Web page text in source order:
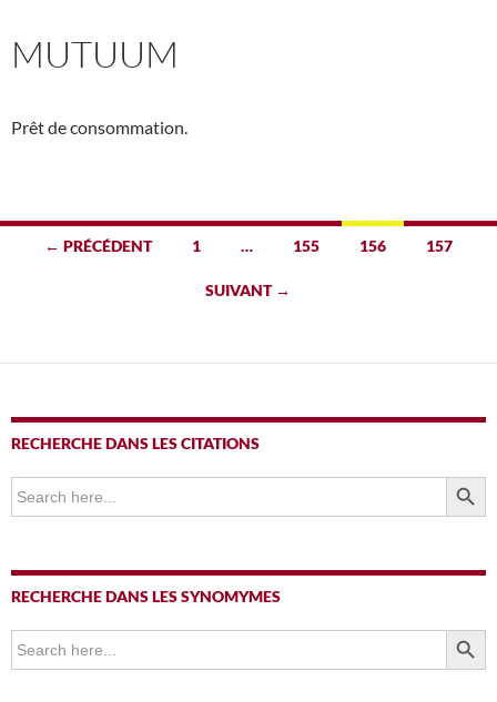
MUTUUM
Prêt de consommation.
Navigation
← PRÉCÉDENT 1 … 155 156 157
SUIVANT →
RECHERCHE DANS LES CITATIONS
Search
for:
SEARCH
RECHERCHE DANS LES SYNOMYMES
Search
for:
SEARCH